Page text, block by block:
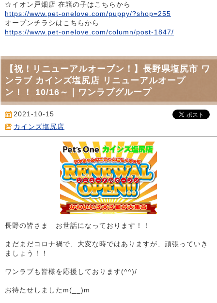
☆イオン戸畑店 在籍の子はこちらから
https://www.pet-onelove.com/puppy/?shop=255
オープンチラシはこちらから
https://www.pet-onelove.com/column/post-1847/
【祝！リニューアルオープン！】長野県塩尻市 ワ
ンラブ カインズ塩尻店 リニューアルオープ
ン！！ 10/16～｜ワンラブグループ
2021-10-15
カインズ塩尻店
長野の皆さま お世話になっております！！
まだまだコロナ禍で、大変な時ではありますが、頑張っていき
ましょう！！
ワンラブも皆様を応援しております(^^)/
お待たせしましたm(__)m